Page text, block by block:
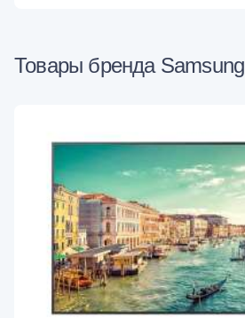
Товары бренда Samsung